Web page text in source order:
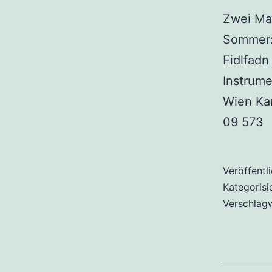
Zwei
Fidlfadn
Wien
09 573